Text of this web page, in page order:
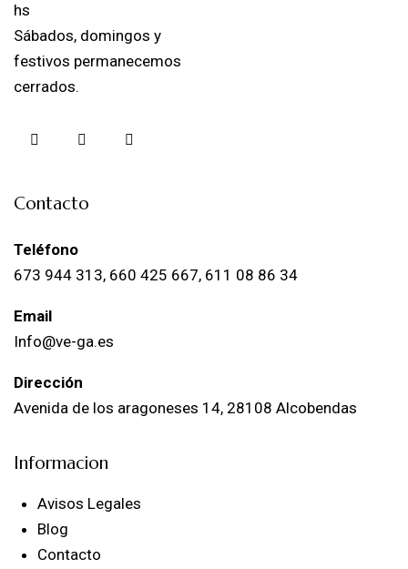
hs
Sábados, domingos y
festivos permanecemos
cerrados.
Contacto
Teléfono
673 944 313, 660 425 667, 611 08 86 34
Email
Info@ve-ga.es
Dirección
Avenida de los aragoneses 14, 28108 Alcobendas
Informacion
Avisos Legales
Blog
Contacto